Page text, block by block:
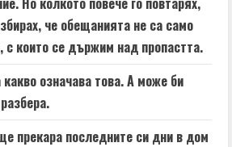
че обещанията не са само
с които се държим над пропастта.
какво означава това. А може би
прекара последните си дни в дом